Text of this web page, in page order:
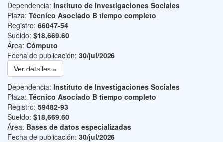
Dependencia: Instituto de Investigaciones Sociales
Plaza: Técnico Asociado B tiempo completo
Registro: 66047-54
Sueldo: $18,669.60
Área: Cómputo
Fecha de publicación: 30/jul/2026
Ver detalles »
Dependencia: Instituto de Investigaciones Sociales
Plaza: Técnico Asociado B tiempo completo
Registro: 59482-93
Sueldo: $18,669.60
Área: Bases de datos especializadas
Fecha de publicación: 30/jul/2026